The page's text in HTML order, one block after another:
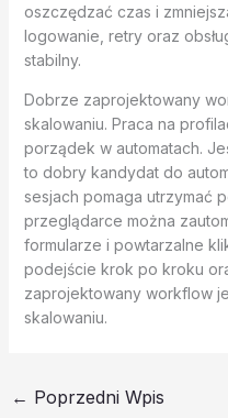
oszczędzać czas i
logowanie, retry oraz
stabilny.
Dobrze zaprojektowany
skalowaniu. Praca na
porządek w automatach.
to dobry kandydat do
sesjach pomaga utrzymać
przeglądarce można
formularze i powtarzalne
podejście krok po kroku
zaprojektowany workflow
skalowaniu.
← Poprzedni Wpis